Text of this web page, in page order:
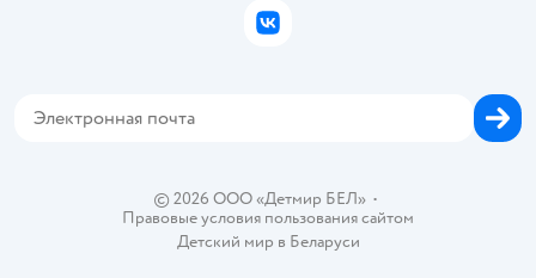
Политика использования файлов cookie
Бонусные карты
© 2026 ООО «Детмир БЕЛ»•
Правовые условия пользования сайтом
Детский мир в Беларуси
ВКонтакте